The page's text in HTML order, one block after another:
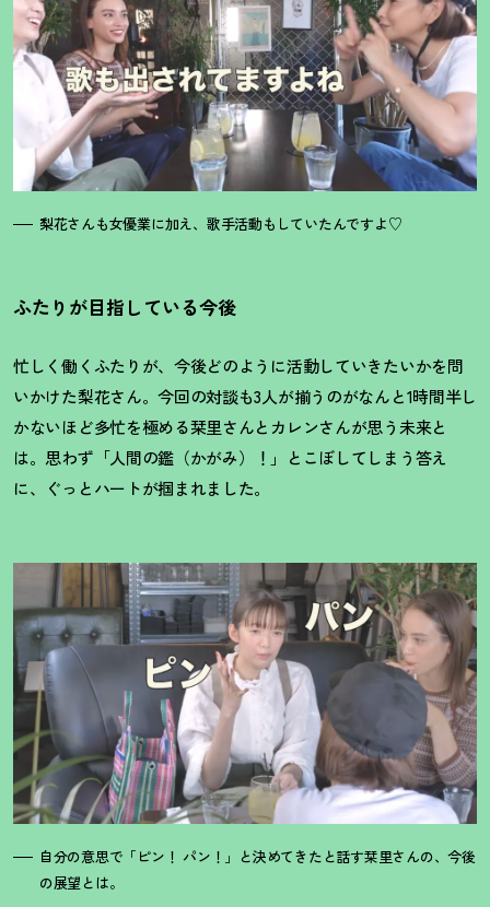
梨花さんも女優業に加え、歌手活動もしていたんですよ♡
ふたりが目指している今後
忙しく働くふたりが、今後どのように活動していきたいかを問
いかけた梨花さん。今回の対談も3人が揃うのがなんと1時間半し
かないほど多忙を極める栞里さんとカレンさんが思う未来と
は。思わず「人間の鑑（かがみ）
！ 」とこぼしてしまう答え
に、ぐっとハートが掴まれました。
自分の意思で「ピン ！ パン ！ 」と決めてきたと話す栞里さんの、今後
の展望とは。